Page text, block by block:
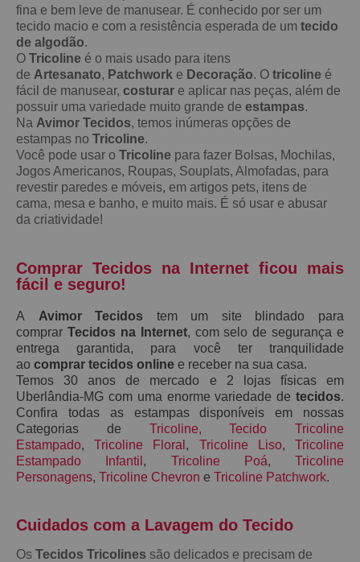
fina e bem leve de manusear. É conhecido por ser um
tecido macio e com a resistência esperada de um tecido
de algodão.
O Tricoline é o mais usado para itens
de Artesanato, Patchwork e Decoração. O tricoline é
fácil de manusear, costurar e aplicar nas peças, além de
possuir uma variedade muito grande de estampas.
Na Avimor Tecidos, temos inúmeras opções de
estampas no Tricoline.
Você pode usar o Tricoline para fazer Bolsas, Mochilas,
Jogos Americanos, Roupas, Souplats, Almofadas, para
revestir paredes e móveis, em artigos pets, itens de
cama, mesa e banho, e muito mais. É só usar e abusar
da criatividade!
Comprar Tecidos na Internet ficou mais
fácil e seguro!
A Avimor Tecidos tem um site blindado para
comprar Tecidos na Internet, com selo de segurança e
entrega garantida, para você ter tranquilidade
ao comprar tecidos online e receber na sua casa.
Temos 30 anos de mercado e 2 lojas físicas em
Uberlândia-MG com uma enorme variedade de tecidos.
Confira todas as estampas disponíveis em nossas
Categorias de Tricoline,
Tecido Tricoline
Estampado,Tricoline Floral , Tricoline Liso,Tricoline
Estampado Infantil , Tricoline Poá, Tricoline
Personagens, Tricoline Chevron e Tricoline Patchwork.
Cuidados com a Lavagem do Tecido
Os Tecidos Tricolines são delicados e precisam de